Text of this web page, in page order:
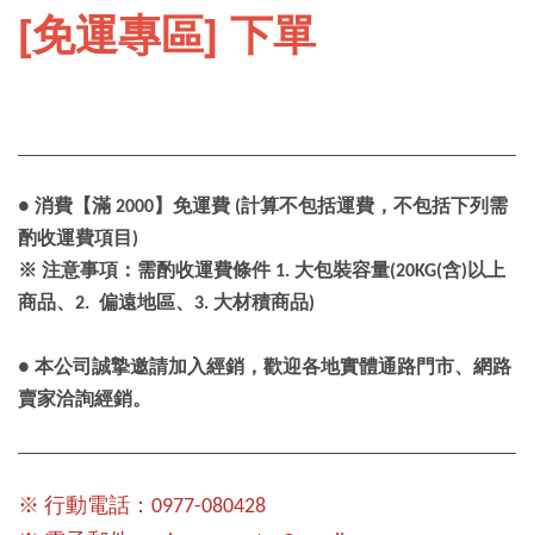
[免運專區] 下單
● 消費【滿 2000】免運費 (計算不包括運費，不包括下列需
酌收運費項目)
※ 注意事項：需酌收運費條件 1. 大包裝容量(20KG(含)以上
商品、2. 偏遠地區、3. 大材積商品)
● 本公司誠摯邀請加入經銷，歡迎各地實體通路門市、網路
賣家洽詢經銷。
※ 行動電話：0977-080428